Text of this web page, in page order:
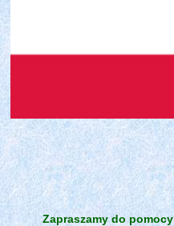
Zapraszamy do pomocy